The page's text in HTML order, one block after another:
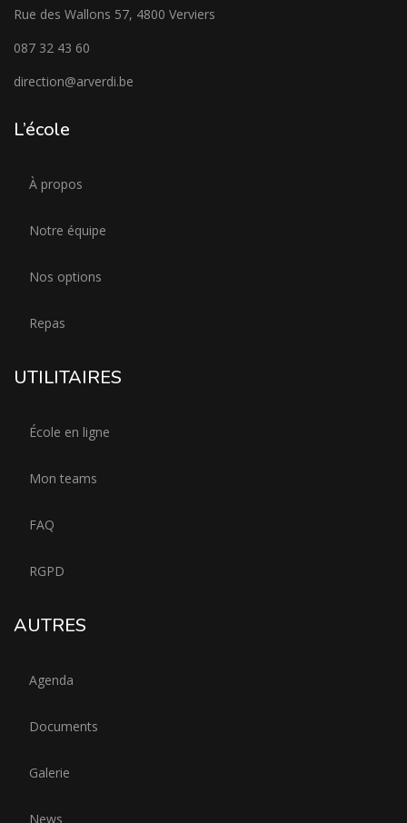
Rue des Wallons 57, 4800 Verviers
087 32 43 60
direction@arverdi.be
L’école
À propos
Notre équipe
Nos options
Repas
UTILITAIRES
École en ligne
Mon teams
FAQ
RGPD
AUTRES
Agenda
Documents
Galerie
News